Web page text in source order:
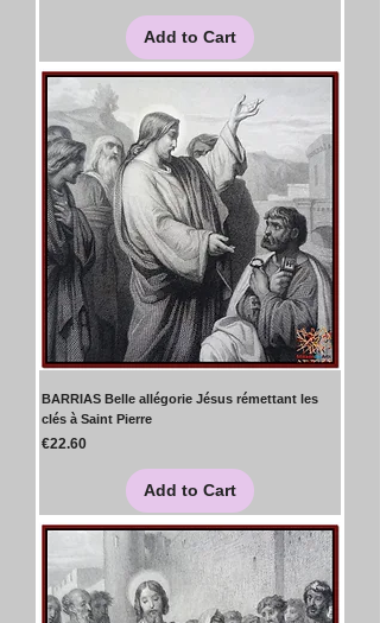
Add to Cart
BARRIAS Belle allégorie Jésus rémettant les
clés à Saint Pierre
Price
€22.60
Add to Cart